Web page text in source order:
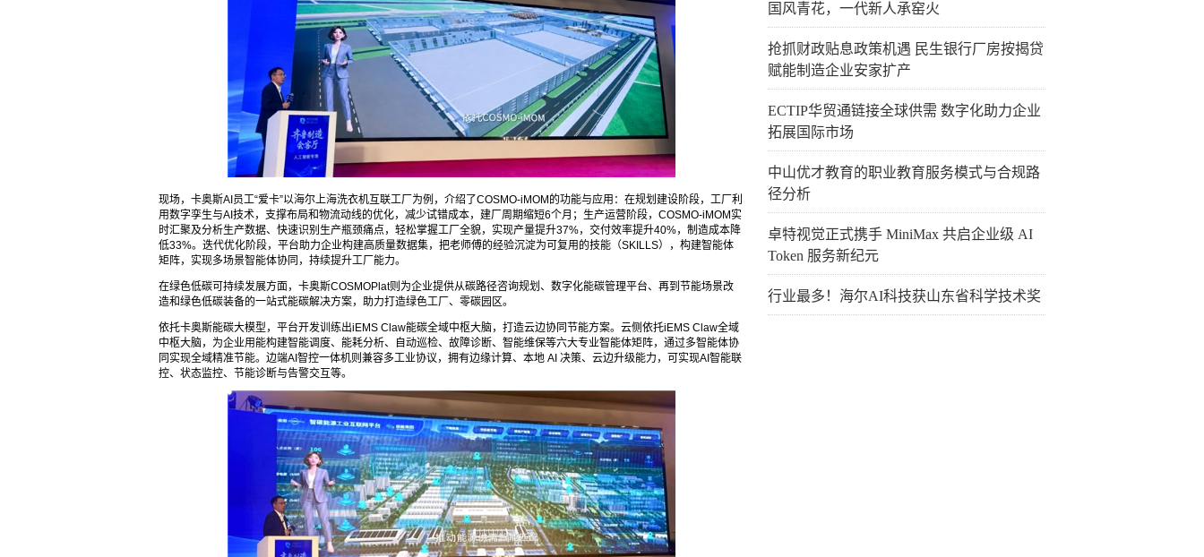
现场，卡奥斯AI员工“爱卡”以海尔上海洗衣机互联工厂为例，介绍了COSMO-iMOM的功能与应用：在规划建设阶段，工厂利
用数字孪生与AI技术，支撑布局和物流动线的优化，减少试错成本，建厂周期缩短6个月；生产运营阶段，COSMO-iMOM实
时汇聚及分析生产数据、快速识别生产瓶颈痛点，轻松掌握工厂全貌，实现产量提升37%，交付效率提升40%，制造成本降
低33%。迭代优化阶段，平台助力企业构建高质量数据集，把老师傅的经验沉淀为可复用的技能（SKILLS），构建智能体
矩阵，实现多场景智能体协同，持续提升工厂能力。
在绿色低碳可持续发展方面，卡奥斯COSMOPlat则为企业提供从碳路径咨询规划、数字化能碳管理平台、再到节能场景改
造和绿色低碳装备的一站式能碳解决方案，助力打造绿色工厂、零碳园区。
依托卡奥斯能碳大模型，平台开发训练出iEMS Claw能碳全域中枢大脑，打造云边协同节能方案。云侧依托iEMS Claw全域
中枢大脑，为企业用能构建智能调度、能耗分析、自动巡检、故障诊断、智能维保等六大专业智能体矩阵，通过多智能体协
同实现全域精准节能。边端AI智控一体机则兼容多工业协议，拥有边缘计算、本地 AI 决策、云边升级能力，可实现AI智能联
控、状态监控、节能诊断与告警交互等。
国风青花，一代新人承窑火
抢抓财政贴息政策机遇 民生银行厂房按揭贷
赋能制造企业安家扩产
ECTIP华贸通链接全球供需 数字化助力企业
拓展国际市场
中山优才教育的职业教育服务模式与合规路
径分析
卓特视觉正式携手 MiniMax 共启企业级 AI
Token 服务新纪元
行业最多！海尔AI科技获山东省科学技术奖